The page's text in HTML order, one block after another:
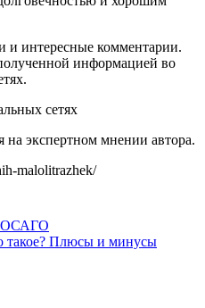
и интересные комментарии.
информацией во
сетях
на экспертном мнении автора.
malolitrazhek/
ОСАГО
такое? Плюсы и минусы